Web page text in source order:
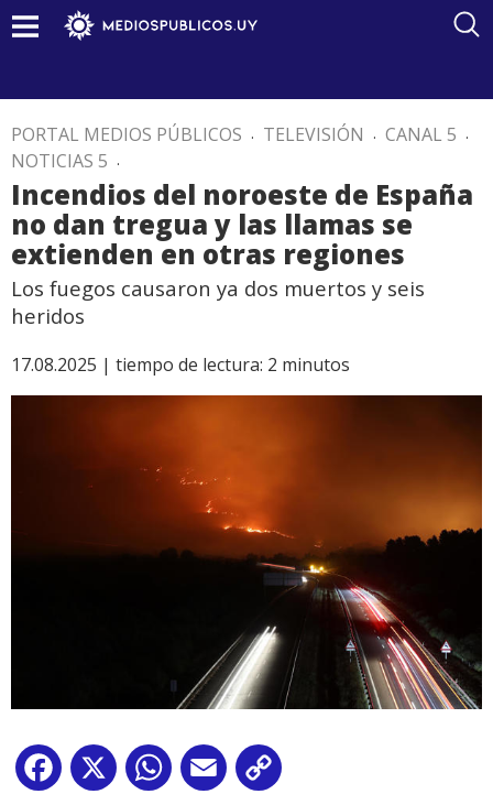
PORTAL MEDIOS PÚBLICOS . TELEVISIÓN . CANAL 5 .
NOTICIAS 5 .
Incendios del noroeste de España
no dan tregua y las llamas se
extienden en otras regiones
Los fuegos causaron ya dos muertos y seis
heridos
17.08.2025 | tiempo de lectura: 2 minutos
Facebook
X WhatsApp
Email